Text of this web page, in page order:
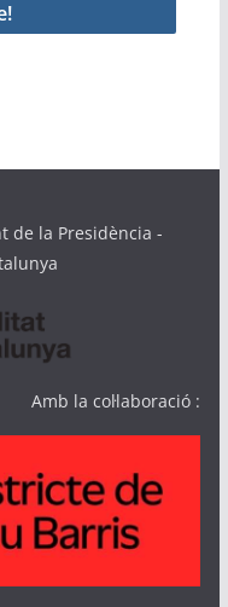
de la Presidència -
Amb la col·laboració :